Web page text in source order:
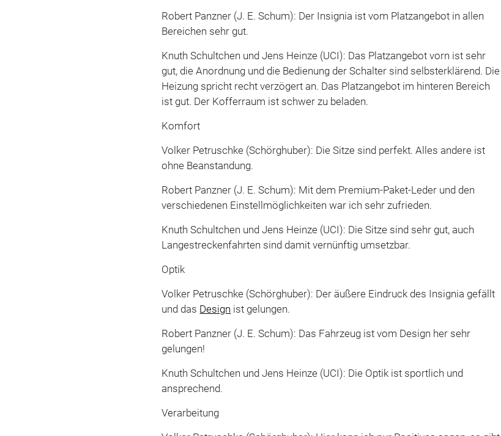
Robert Panzner (J. E. Schum): Der Insignia ist vom Platzangebot in allen
Bereichen sehr gut.
Knuth Schultchen und Jens Heinze (UCI): Das Platzangebot vorn ist sehr
gut, die Anordnung und die Bedienung der Schalter sind selbsterklärend. Die
Heizung spricht recht verzögert an. Das Platzangebot im hinteren Bereich
ist gut. Der Kofferraum ist schwer zu beladen.
Komfort
Volker Petruschke (Schörghuber): Die Sitze sind perfekt. Alles andere ist
ohne Beanstandung.
Robert Panzner (J. E. Schum): Mit dem Premium-Paket-Leder und den
verschiedenen Einstellmöglichkeiten war ich sehr zufrieden.
Knuth Schultchen und Jens Heinze (UCI): Die Sitze sind sehr gut, auch
Langestreckenfahrten sind damit vernünftig umsetzbar.
Optik
Volker Petruschke (Schörghuber): Der äußere Eindruck des Insignia gefällt
und das Design ist gelungen.
Robert Panzner (J. E. Schum): Das Fahrzeug ist vom Design her sehr
gelungen!
Knuth Schultchen und Jens Heinze (UCI): Die Optik ist sportlich und
ansprechend.
Verarbeitung